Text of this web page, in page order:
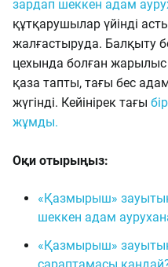
зардап шеккен адам
құтқарушылар үйінді
жалғастыруда. Балқыту
цехында болған
қаза тапты, тағы бес
жүгінді. Кейінірек тағы
жұмды.
Оқи отырыңыз:
«Қазмырыш»
шеккен адам
«Қазмырыш»